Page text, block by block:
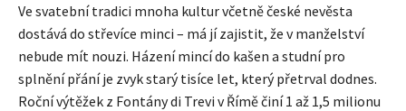
Ve svatební tradici mnoha kultur včetně české nevěsta
dostává do střevíce minci – má jí zajistit, že v manželství
nebude mít nouzi. Házení mincí do kašen a studní pro
splnění přání je zvyk starý tisíce let, který přetrval dodnes.
Roční výtěžek z Fontány di Trevi v Římě činí 1 až 1,5 milionu